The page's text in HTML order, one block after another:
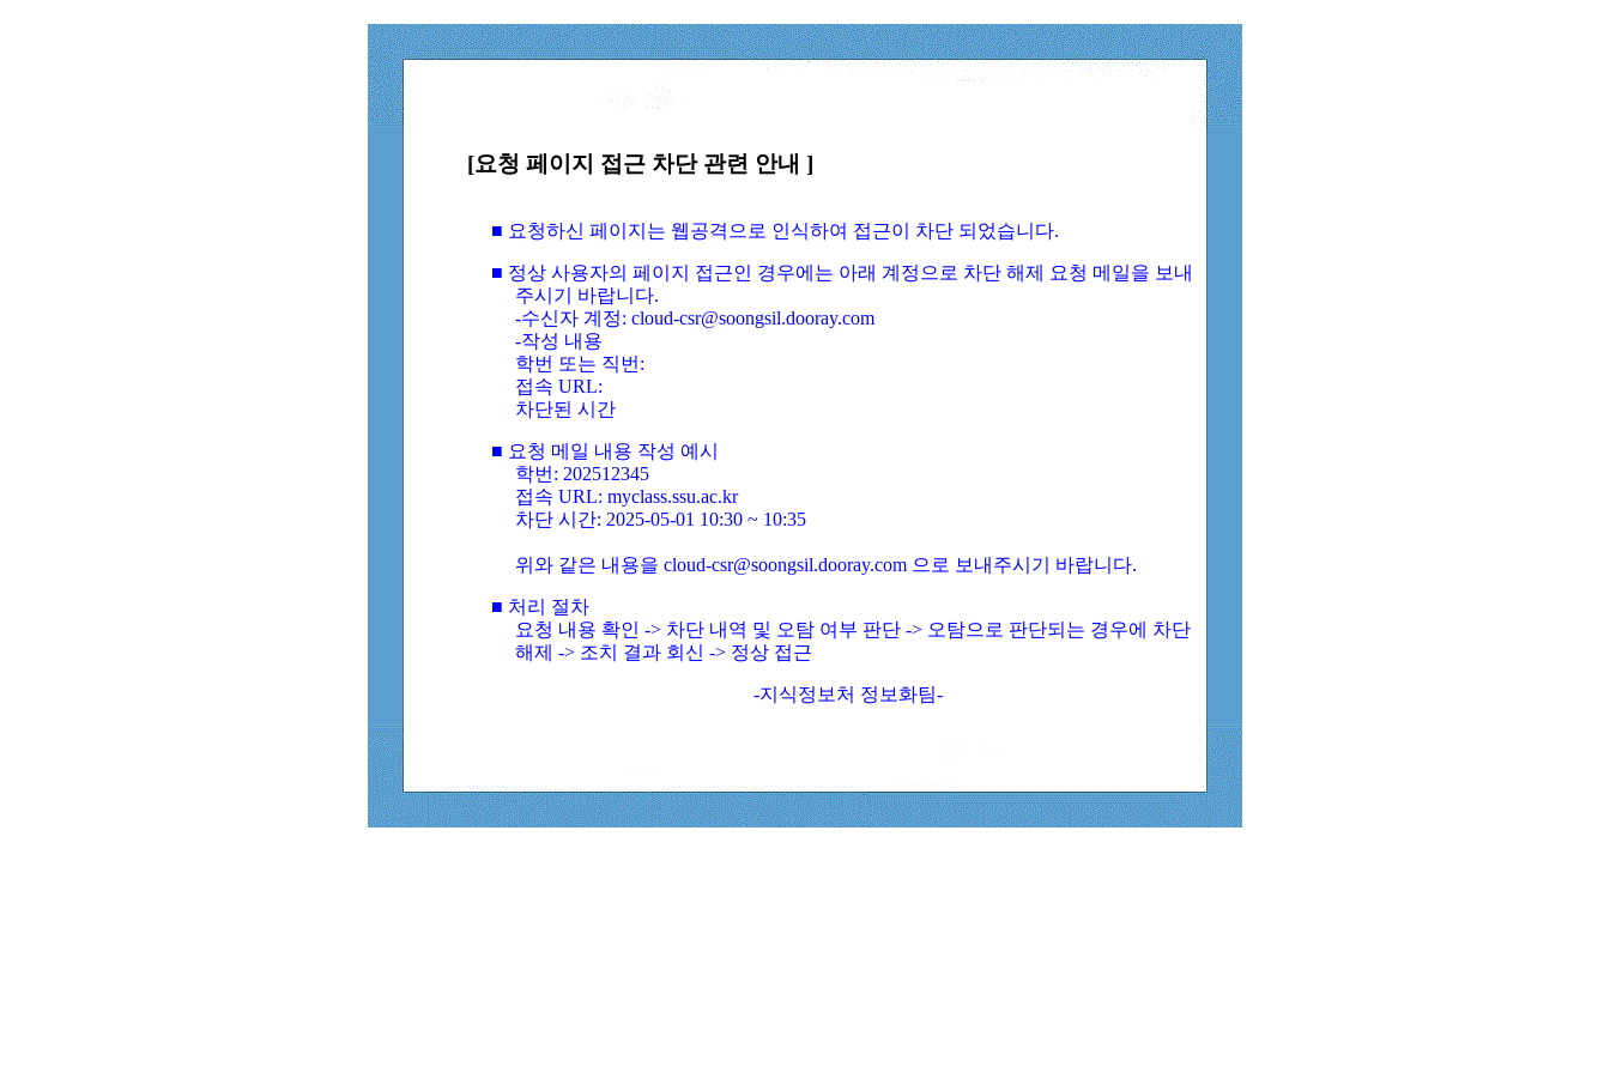
[요청 페이지 접근 차단 관련 안내 ]
■ 요청하신 페이지는 웹공격으로 인식하여 접근이 차단 되었습니다.
■ 정상 사용자의 페이지 접근인 경우에는 아래 계정으로 차단 해제 요청 메일을 보내
주시기 바랍니다.
-수신자 계정: cloud-csr@soongsil.dooray.com
-작성 내용
학번 또는 직번:
접속 URL:
차단된 시간
■ 요청 메일 내용 작성 예시
학번: 202512345
접속 URL: myclass.ssu.ac.kr
차단 시간: 2025-05-01 10:30 ~ 10:35
위와 같은 내용을 cloud-csr@soongsil.dooray.com 으로 보내주시기 바랍니다.
■ 처리 절차
요청 내용 확인 -> 차단 내역 및 오탐 여부 판단 -> 오탐으로 판단되는 경우에 차단
해제 -> 조치 결과 회신 -> 정상 접근
-지식정보처 정보화팀-